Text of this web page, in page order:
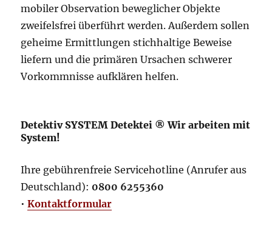
mobiler Observation beweglicher Objekte
zweifelsfrei überführt werden. Außerdem sollen
geheime Ermittlungen stichhaltige Beweise
liefern und die primären Ursachen schwerer
Vorkommnisse aufklären helfen.
Detektiv SYSTEM Detektei ® Wir arbeiten mit
System!
Ihre gebührenfreie Servicehotline (Anrufer aus
Deutschland): 0800 6255360
•Kontaktformular